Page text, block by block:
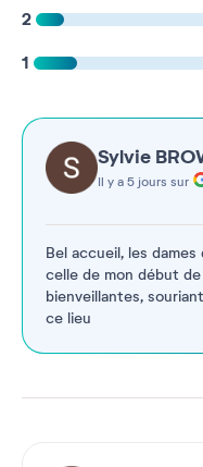
2
1
Sylvie
Il y a 5 jours sur
Bel accueil, les dames
celle de mon début
bienveillantes,
ce lieu